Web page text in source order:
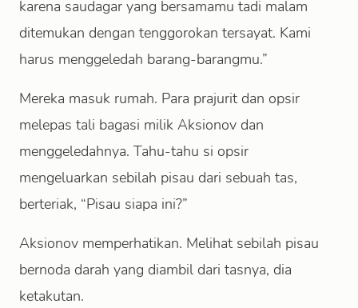
karena saudagar yang bersamamu tadi malam
ditemukan dengan tenggorokan tersayat. Kami
harus menggeledah barang-barangmu.”
Mereka masuk rumah. Para prajurit dan opsir
melepas tali bagasi milik Aksionov dan
menggeledahnya. Tahu-tahu si opsir
mengeluarkan sebilah pisau dari sebuah tas,
berteriak, “Pisau siapa ini?”
Aksionov memperhatikan. Melihat sebilah pisau
bernoda darah yang diambil dari tasnya, dia
ketakutan.